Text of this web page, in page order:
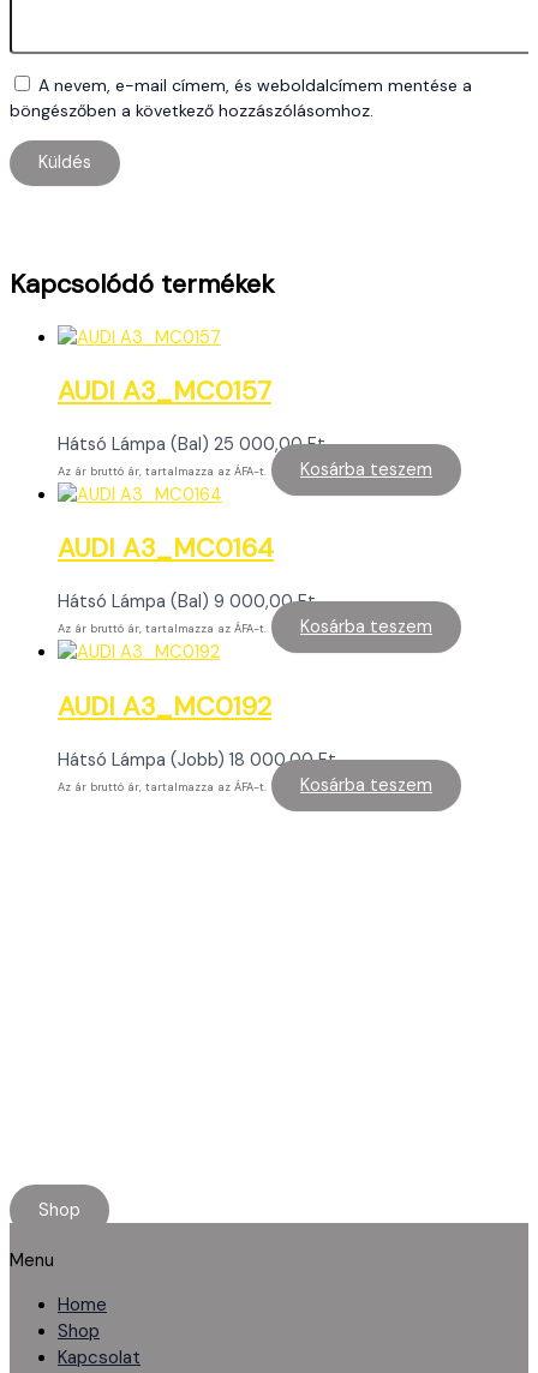
A nevem, e-mail címem, és weboldalcímem mentése a
böngészőben a következő hozzászólásomhoz.
Kapcsolódó termékek
AUDI A3_MC0157
Hátsó Lámpa (Bal) 25 000,00Ft
Az ár bruttó ár, tartalmazza az ÁFA-t. Kosárba teszem
AUDI A3_MC0164
Hátsó Lámpa (Bal) 9 000,00Ft
Az ár bruttó ár, tartalmazza az ÁFA-t. Kosárba teszem
AUDI A3_MC0192
Hátsó Lámpa (Jobb) 18 000,00Ft
Az ár bruttó ár, tartalmazza az ÁFA-t. Kosárba teszem
Shop
Menu
Home
Shop
Kapcsolat